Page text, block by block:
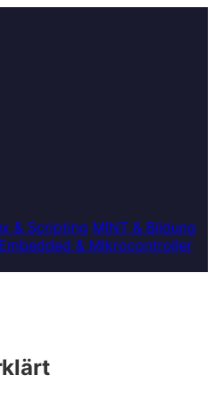
& Scripting MINT & Bildung
Embedded & Mikrocontroller